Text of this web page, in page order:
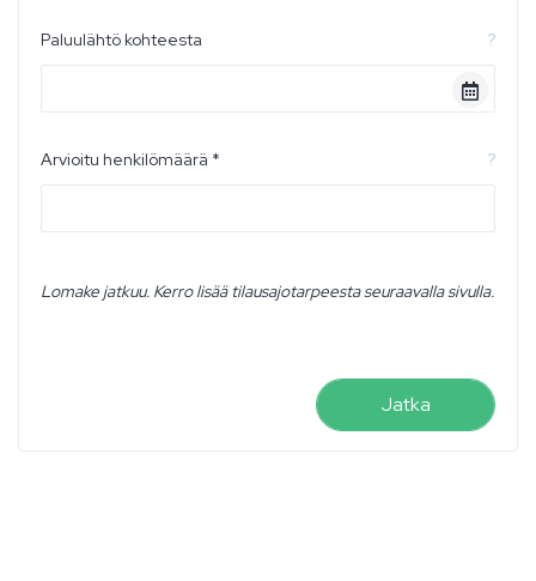
Paluulähtö kohteesta ?
Arvioitu henkilömäärä * ?
Lomake jatkuu. Kerro lisää tilausajotarpeesta seuraavalla sivulla.
Jatka